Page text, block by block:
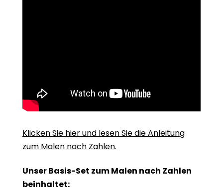
Klicken Sie hier und lesen Sie die Anleitung
zum Malen nach Zahlen.
Unser Basis-Set zum Malen nach Zahlen
beinhaltet: